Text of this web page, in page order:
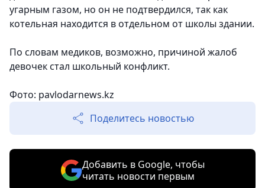
угарным газом, но он не подтвердился, так как
котельная находится в отдельном от школы здании.
По словам медиков, возможно, причиной жалоб
девочек стал школьный конфликт.
Фото: pavlodarnews.kz
Поделитесь новостью
Добавить в Google, чтобы
читать новости первым